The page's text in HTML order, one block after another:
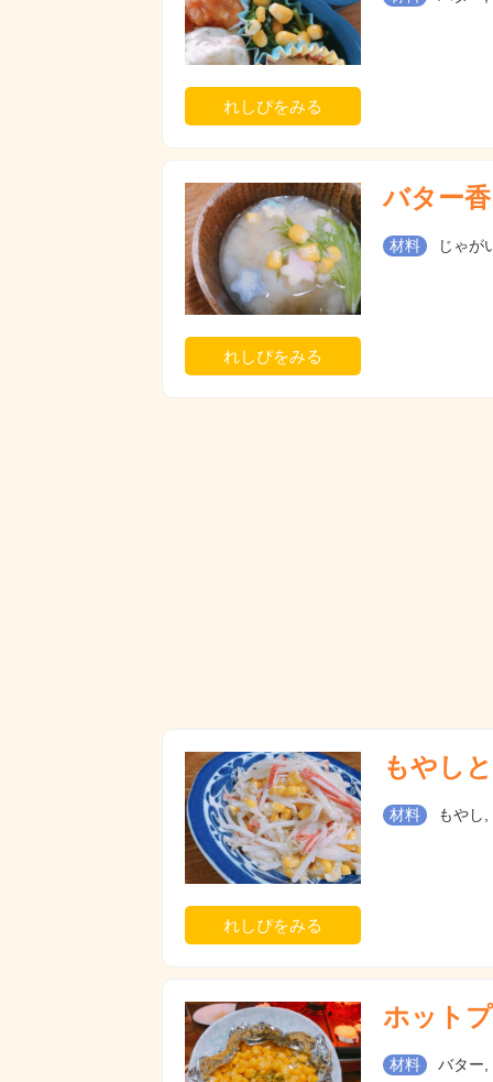
れしぴをみる
れしぴをみる
バター
材料 じゃが
れしぴをみる
もやし
材料 もやし
ホット
材料 バター,